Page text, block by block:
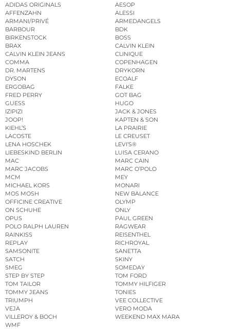
ADIDAS ORIGINALS
AESOP
AFFENZAHN
ALESSI
ARMANI/PRIVÉ
ARMEDANGELS
BARBOUR
BDK
BIRKENSTOCK
BOSS
BRAX
CALVIN KLEIN
CALVIN KLEIN JEANS
CLINIQUE
COMMA
COPENHAGEN
DR. MARTENS
DRYKORN
DYSON
ECOALF
ERGOBAG
FALKE
FRED PERRY
GOT BAG
GUESS
HUGO
IZIPIZI
JACK & JONES
JOOP!
KAPTEN & SON
KIEHL’S
LA PRAIRIE
LACOSTE
LE CREUSET
LENA HOSCHEK
LEVI’S®
LIEBESKIND BERLIN
LUISA CERANO
MAC
MARC CAIN
MARC JACOBS
MARC O’POLO
MCM
MEY
MICHAEL KORS
MONARI
MOS MOSH
NEW BALANCE
OFFICINE CREATIVE
OLYMP
ON SCHUHE
ONLY
OPUS
PAUL GREEN
POLO RALPH LAUREN
RAGWEAR
RAINKISS
REISENTHEL
REPLAY
RICHROYAL
SAMSONITE
SANETTA
SATCH
SKINY
SMEG
SOMEDAY
STEP BY STEP
TOM FORD
TOM TAILOR
TOMMY HILFIGER
TOMMY JEANS
TONIES
TRIUMPH
VEE COLLECTIVE
VEJA
VERO MODA
VILLEROY & BOCH
WEEKEND MAX MARA
WMF